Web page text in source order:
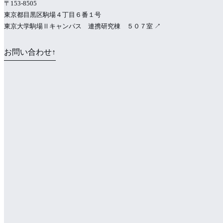
〒153-8505
東京都目黒区駒場４丁目６番１号
東京大学駒場Ⅱキャンパス 連携研究棟 ５０７室 ↗
お問い合わせ↑